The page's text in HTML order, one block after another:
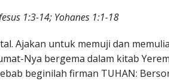
1:3-14; Yohanes 1:1-18
Ajakan untuk memuji dan
Nya bergema dalam kitab
beginilah firman TUHAN: